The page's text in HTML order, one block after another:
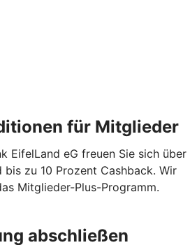
für Mitglieder
EifelLand eG freuen Sie sich über
zu 10 Prozent Cashback. Wir
Mitglieder-Plus-Programm.
abschließen